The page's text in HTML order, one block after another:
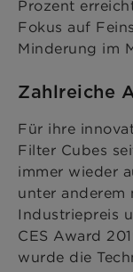
Prozent
Fokus auf
Minderung im
Zahlreiche
Für ihre
Filter Cubes
immer wieder
unter anderem
Industriepreis
CES Award
wurde die